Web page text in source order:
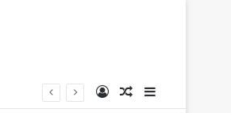
Log InRandom Article